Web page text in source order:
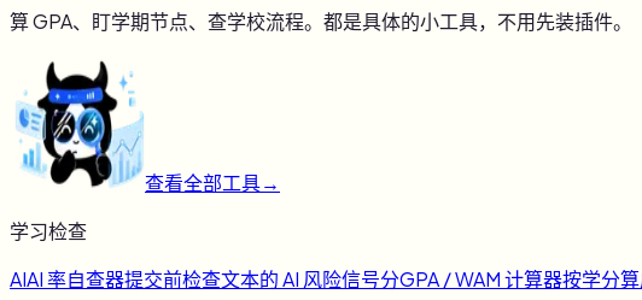
算 GPA、盯学期节点、查学校流程。都是具体的小工具，不用先装插件。
查看全部工具→
学习检查
AIAI 率自查器提交前检查文本的 AI 风险信号分GPA / WAM 计算器按学分